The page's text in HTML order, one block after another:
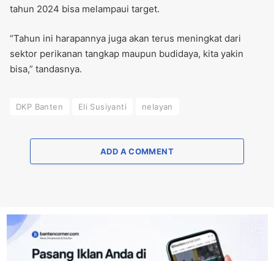
tahun 2024 bisa melampaui target.
“Tahun ini harapannya juga akan terus meningkat dari
sektor perikanan tangkap maupun budidaya, kita yakin
bisa,” tandasnya.
DKP Banten Eli Susiyanti nelayan
ADD A COMMENT